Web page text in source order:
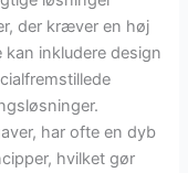
der kræver en høj
inkludere design
har ofte en dyb
hvilket gør